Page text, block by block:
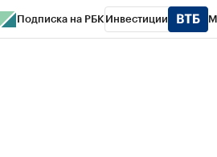
Подписка на РБК Инвестиции